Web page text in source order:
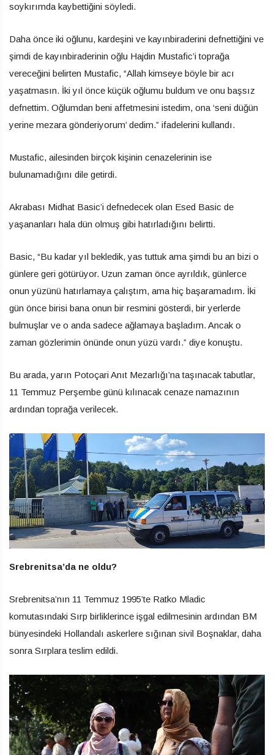
soykırımda kaybettiğini söyledi.
Daha önce iki oğlunu, kardeşini ve kayınbiraderini defnettiğini ve
şimdi de kayınbiraderinin oğlu Hajdin Mustafic’i toprağa
vereceğini belirten Mustafic, “Allah kimseye böyle bir acı
yaşatmasın. İki yıl önce küçük oğlumu buldum ve onu başsız
defnettim. Oğlumdan beni affetmesini istedim, ona ‘seni düğün
yerine mezara gönderiyorum’ dedim.” ifadelerini kullandı.
Mustafic, ailesinden birçok kişinin cenazelerinin ise
bulunamadığını dile getirdi.
Akrabası Midhat Basic’i defnedecek olan Esed Basic de
yaşananları hala dün olmuş gibi hatırladığını belirtti.
Basic, “Bu kadar yıl bekledik, yas tuttuk ama şimdi bu an bizi o
günlere geri götürüyor. Uzun zaman önce ayrıldık, günlerce
onun yüzünü hatırlamaya çalıştım, ama hiç başaramadım. İki
gün önce birisi bana onun bir resmini gösterdi, bir yerlerde
bulmuşlar ve o anda sadece ağlamaya başladım. Ancak o
zaman gözlerimin önünde onun yüzü vardı.” diye konuştu.
Bu arada, yarın Potoçari Anıt Mezarlığı’na taşınacak tabutlar,
11 Temmuz Perşembe günü kılınacak cenaze namazının
ardından toprağa verilecek.
Srebrenitsa’da ne oldu?
Srebrenitsa’nın 11 Temmuz 1995’te Ratko Mladic
komutasındaki Sırp birliklerince işgal edilmesinin ardından BM
bünyesindeki Hollandalı askerlere sığınan sivil Boşnaklar, daha
sonra Sırplara teslim edildi.